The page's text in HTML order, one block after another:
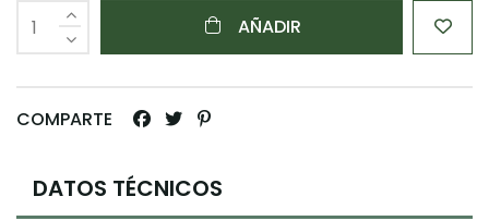
AÑADIR
COMPARTE
DATOS TÉCNICOS